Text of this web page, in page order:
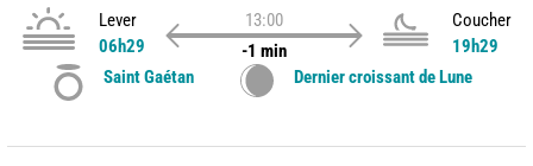
Lever
06h29
13:00
-1 min
Coucher
19h29
Saint Gaétan
Dernier croissant de Lune